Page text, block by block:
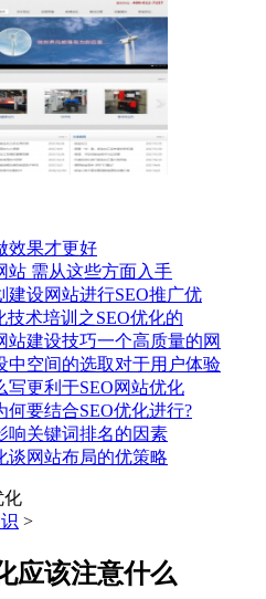
效果才更好
站 需从这些方面入手
建设网站进行SEO推广优
技术培训之SEO优化的
站建设技巧一个高质量的网
中空间的选取对于用户体验
写更利于SEO网站优化
何要结合SEO优化进行?
响关键词排名的因素
谈网站布局的优策略
化
>
应该注意什么